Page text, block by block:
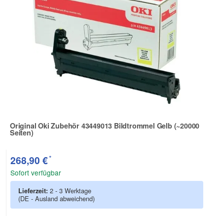
Original Oki Zubehör 43449013 Bildtrommel Gelb (~20000
Seiten)
Zur Artikelbewertung
268,90 €*
Sofort verfügbar
Lieferzeit: 2 - 3 Werktage
(DE - Ausland abweichend)